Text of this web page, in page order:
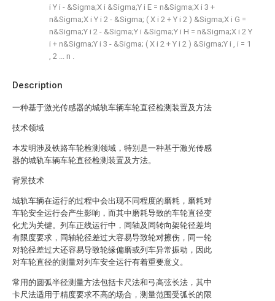
Description
一种基于激光传感器的城轨车辆车轮直径检测装置及方法
技术领域
本发明涉及铁路车轮检测领域，特别是一种基于激光传感
器的城轨车辆车轮直径检测装置及方法。
背景技术
城轨车辆在运行的过程中会出现不同程度的磨耗，磨耗对
车轮安全运行会产生影响，而其中磨耗导致的车轮直径变
化尤为关键。列车正线运行中，同轴及同转向架轮径差均
有限度要求，同轴轮径差过大容易导致轮对擦伤，同一轮
对轮径差过大还容易导致轮缘偏磨或列车异常振动，因此
对车轮直径的测量对列车安全运行有着重要意义。
常用的圆弧半径测量方法包括卡尺法和弓高弦长法，其中
卡尺法适用于精度要求不高的场合，测量范围受弧长的限
i Y i - &Sigma;X i &Sigma;Y i E = n&Sigma;X i 3 +
n&Sigma;X i Y i 2 - &Sigma; ( X i 2 + Y i 2 ) &Sigma;X i G =
n&Sigma;Y i 2 - &Sigma;Y i &Sigma;Y i H = n&Sigma;X i 2 Y
i + n&Sigma;Y i 3 - &Sigma; ( X i 2 + Y i 2 ) &Sigma;Y i i = 1
2 n